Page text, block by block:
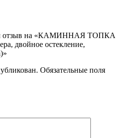
отзыв на «КАМИННАЯ ТОПКА
двойное остекление,
Обязательные поля